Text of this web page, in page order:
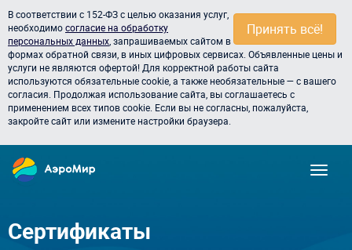
Принять всё!
В соответствии с 152-ФЗ с целью оказания услуг,
необходимосогласие на обработку
персональных данных , запрашиваемых сайтом в
формах обратной связи, в иных цифровых сервисах. Объявленные цены и
услуги не являются офертой! Для корректной работы сайта
используются обязательные cookie, а также необязательные — с вашего
согласия. Продолжая использование сайта, вы соглашаетесь с
применением всех типов cookie. Если вы не согласны, пожалуйста,
закройте сайт или измените настройки браузера.
Сертификаты